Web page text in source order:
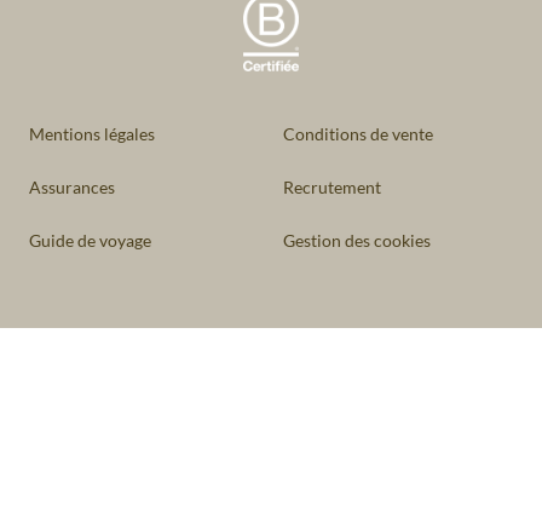
Mentions légales Conditions de vente
Assurances Recrutement
Guide de voyage Gestion des cookies